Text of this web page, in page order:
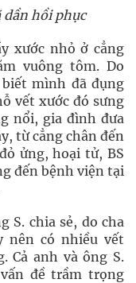
dần hồi phục
xước nhỏ ở cẳng
vuông tôm. Do
mình đã đụng
vết xước đó sưng
nổi, gia đình đưa
từ cẳng chân đến
ửng, hoại tử, BS
đến bệnh viện tại
S. chia sẻ, do cha
nên có nhiều vết
Cả anh và ông S.
đề trầm trọng